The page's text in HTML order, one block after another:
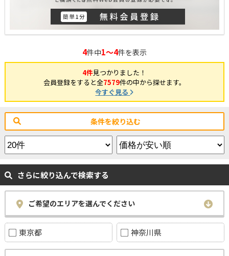
4件中1～4件を表示
4件見つかりました！
会員登録をすると全7579件の中から探せます。
今すぐ見る
条件を絞り込む
さらに絞り込んで検索する
ご希望のエリアを選んでください
東京都 神奈川県